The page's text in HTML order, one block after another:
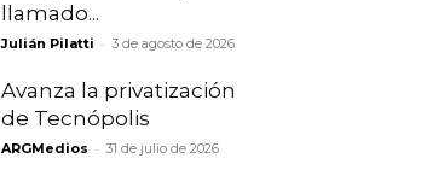
llamado...
Julián Pilatti - 3 de agosto de 2026
Avanza la privatización
de Tecnópolis
ARGMedios - 31 de julio de 2026